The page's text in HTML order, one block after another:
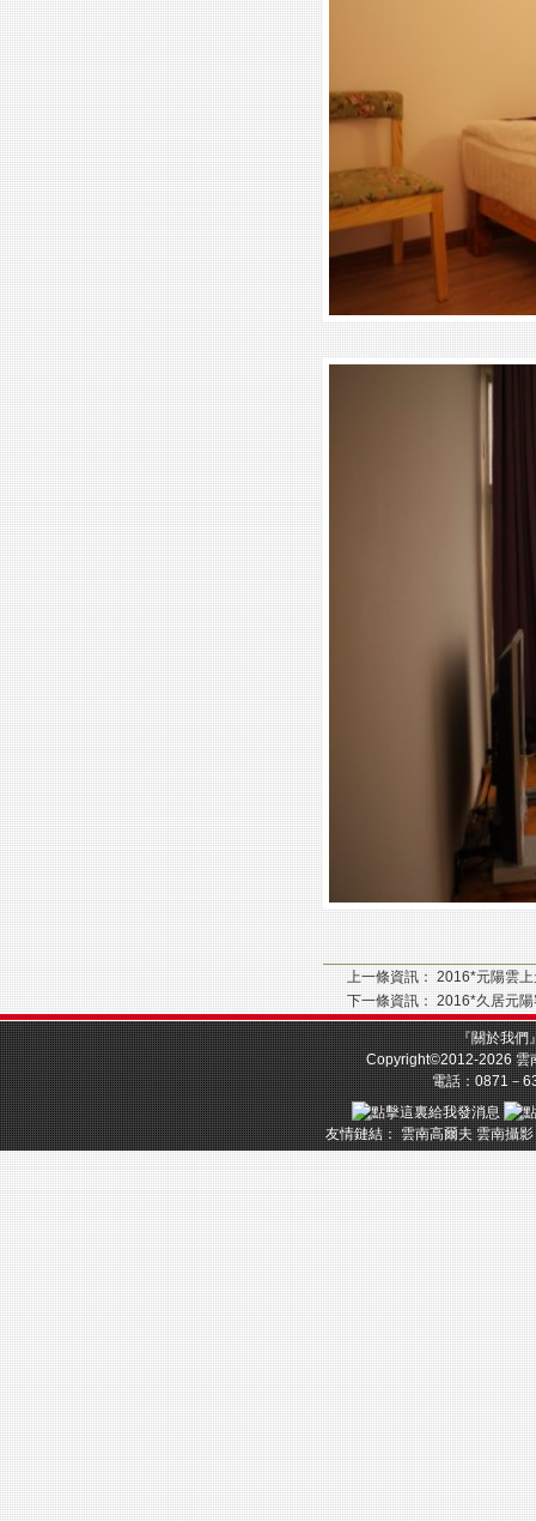
上一條資訊： 2016*元陽雲
下一條資訊： 2016*久居元
『關於我們
Copyright©2012-2026雲
電話：0871－
友情鏈結：雲南高爾夫 雲南攝影